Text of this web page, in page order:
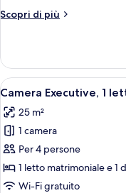
letto
divano
letto
(Superior)
Scopri di più
Altri
Deluxe,
letto
con
divano
(Superior)
Apri
tutte
le
foto
per
Camera
Executive,
8
Camera Executive, 1
25 m²
1 camera
Per 4 persone
1 letto matrimoniale e 1
Wi-Fi gratuito